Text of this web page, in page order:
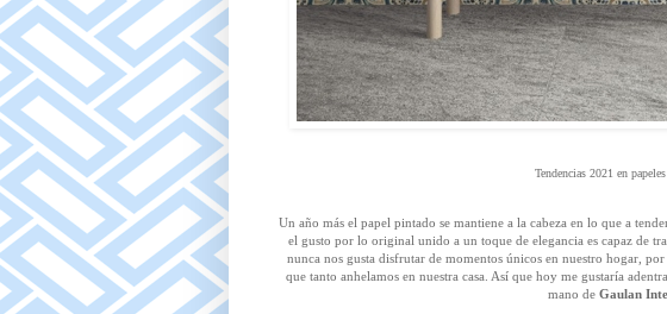
Tendencias 2021 en
Un año más el papel pintado se mantiene a la cabeza en lo que a
el gusto por lo original unido a un toque de elegancia es capaz de
nunca nos gusta disfrutar de momentos únicos en nuestro hogar,
que tanto anhelamos en nuestra casa. Así que hoy me gustaría
mano de Gaulan